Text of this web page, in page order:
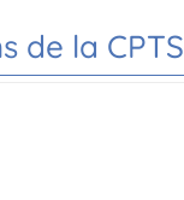
de la CPTS